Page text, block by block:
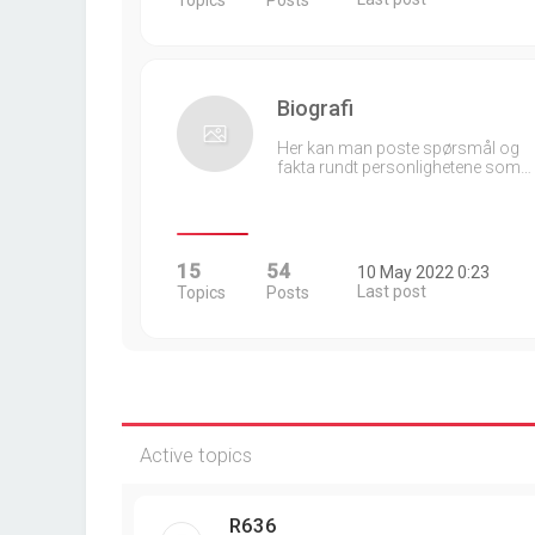
Biografi
Her kan man poste spørsmål og
fakta rundt personlighetene som…
15
Topics
54
Posts
10 May 2022 0:23
Last post
Active topics
R636